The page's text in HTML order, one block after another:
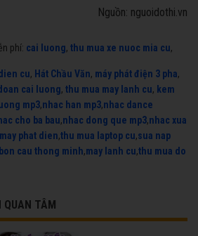
Nguồn: nguoidothi.vn
phí: cai luong, thu mua xe nuoc mia cu,
cu, Hát Chầu Văn, máy phát điện 3 pha,
cai luong, thu mua may lanh cu, kem
mp3,nhac han mp3,nhac dance
cho ba bau,nhac dong que mp3,nhac xua
phat dien,thu mua laptop cu,sua nap
cau thong minh,may lanh cu,thu mua do
QUAN TÂM